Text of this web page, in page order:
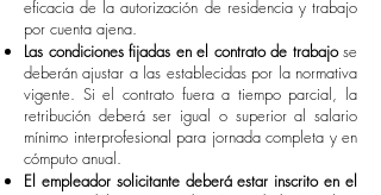
eficacia de la autorización de residencia y trabajo
por cuenta ajena.
Las condiciones fijadas en el contrato de trabajose
deberán ajustar a las establecidas por la normativa
vigente. Si el contrato fuera a tiempo parcial, la
retribución deberá ser igual o superior al salario
mínimo interprofesional para jornada completa y en
cómputo anual.
El empleador solicitante deberá estar inscrito en el